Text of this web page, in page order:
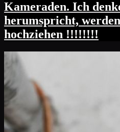
Kameraden. Ich
herumspricht,
hochziehen !!!!!!!!